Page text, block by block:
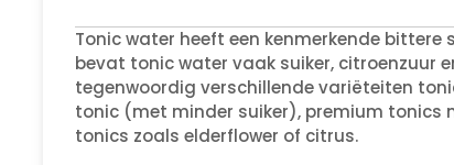
Tonic water heeft een kenmerkende
bevat tonic water vaak suiker, citroenzuur
tegenwoordig verschillende variëteiten
tonic (met minder suiker), premium tonics
tonics zoals elderflower of citrus.